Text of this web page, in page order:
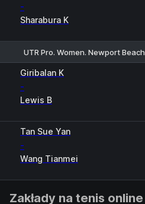
-
Sharabura K
UTR Pro. Women. Newport Beach
Giribalan K
-
Lewis B
Tan Sue Yan
-
Wang Tianmei
Zakłady na tenis online